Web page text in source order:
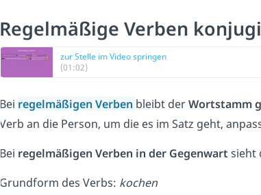
Regelmäßige Verben
zur Stelle im Video springen
(01:02)
Bei regelmäßigen Verben bleibt derWortstamm
Verb an die Person, um die es im Satz geht,
Bei regelmäßigen Verben in der Gegenwart sieht
Grundform des Verbs: kochen